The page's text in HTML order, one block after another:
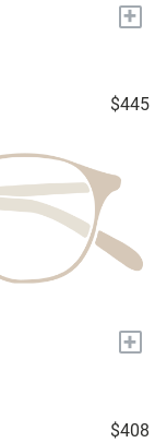
+
$445
+
$408